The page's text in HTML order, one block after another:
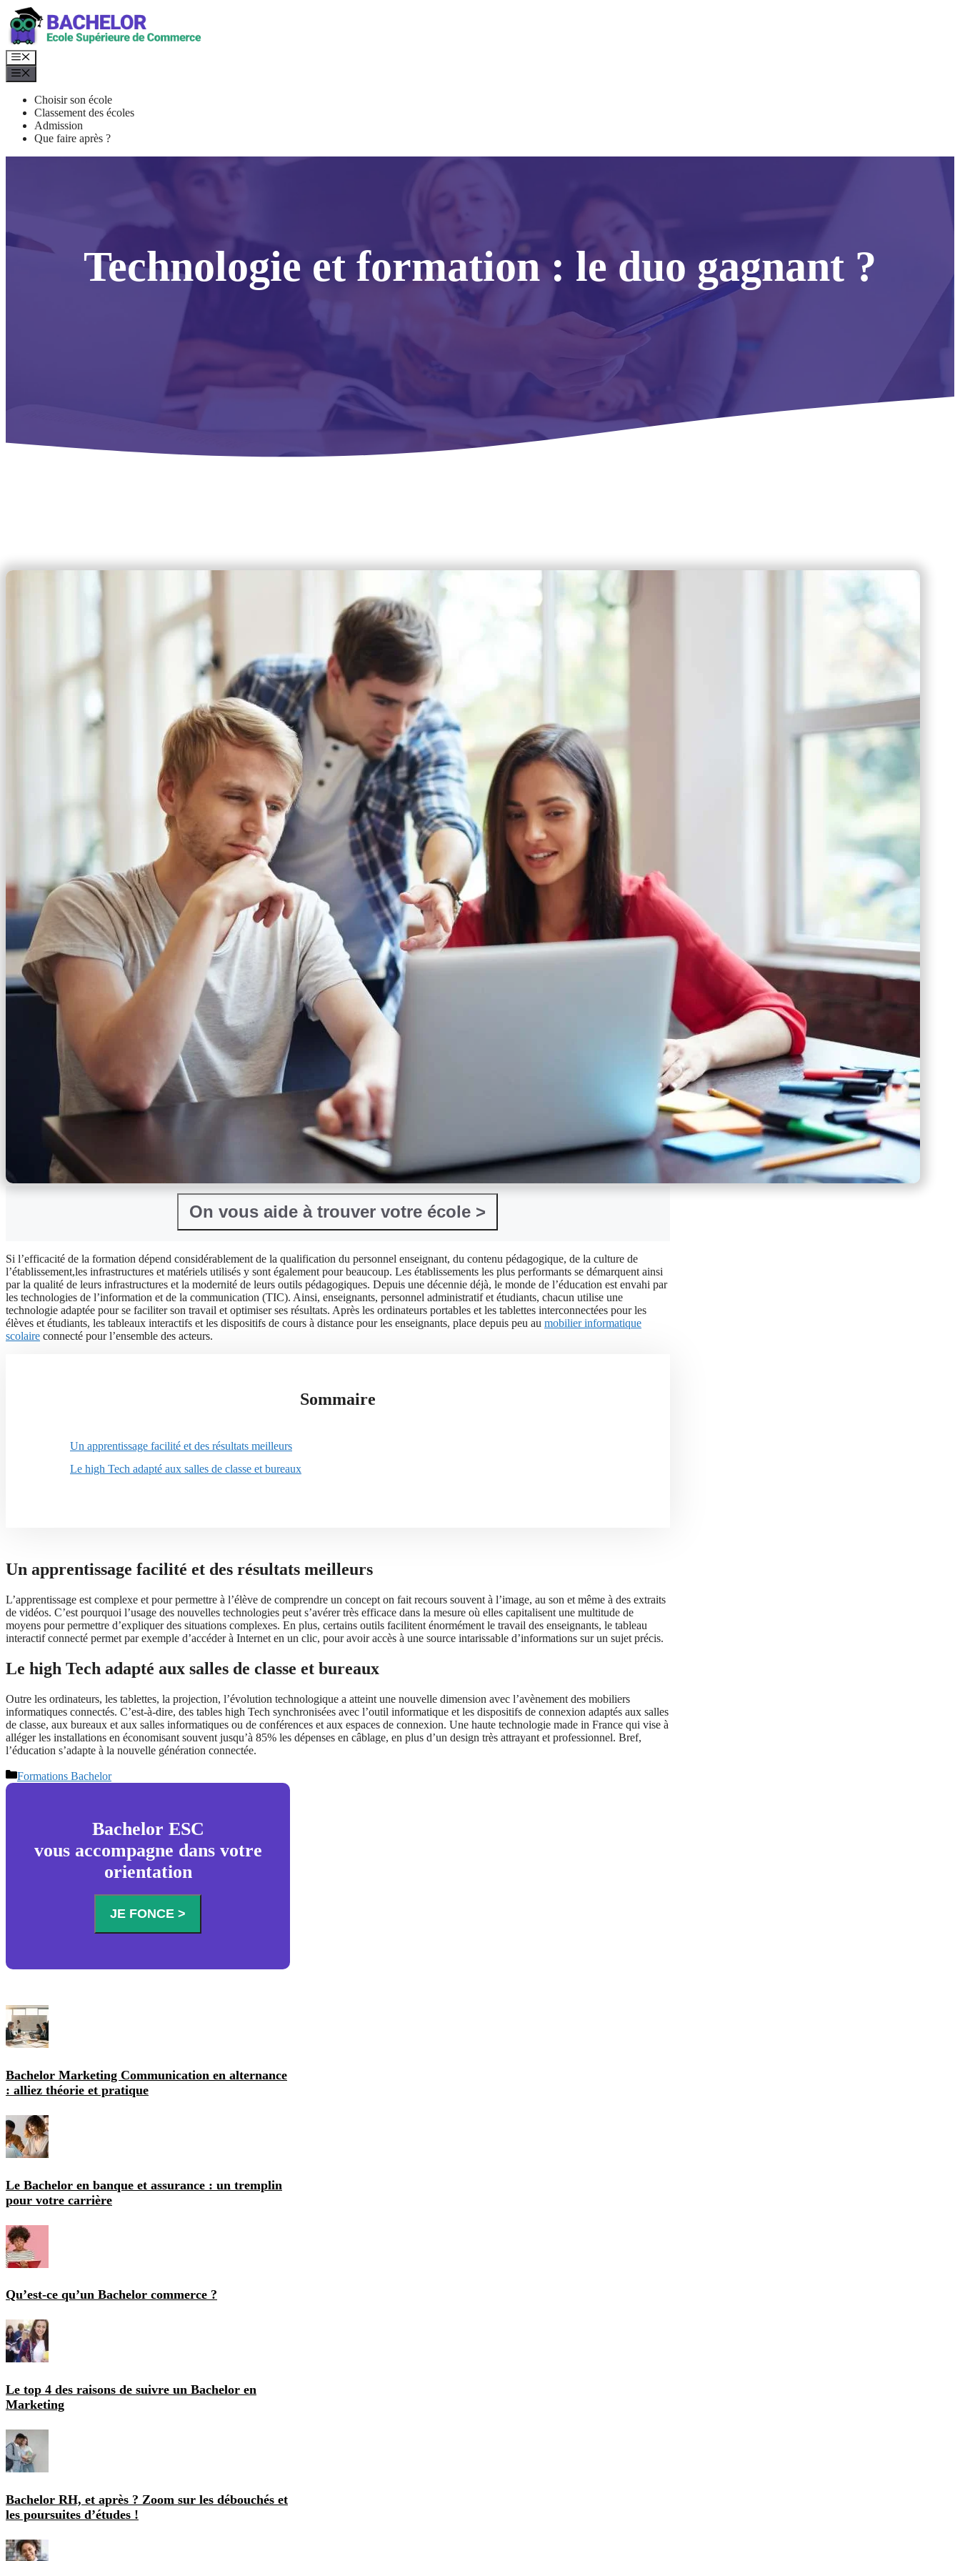
Aller
au
contenu
Menu
Choisir son école
Classement des écoles
Admission
Que faire après ?
Technologie et formation : le duo gagnant ?
On vous aide à trouver votre école >
Si l’efficacité de la formation dépend considérablement de la qualification du personnel enseignant, du contenu pédagogique, de la culture de
l’établissement,les infrastructures et matériels utilisés y sont également pour beaucoup. Les établissements les plus performants se démarquent ainsi
par la qualité de leurs infrastructures et la modernité de leurs outils pédagogiques. Depuis une décennie déjà, le monde de l’éducation est envahi par
les technologies de l’information et de la communication (TIC). Ainsi, enseignants, personnel administratif et étudiants, chacun utilise une
technologie adaptée pour se faciliter son travail et optimiser ses résultats. Après les ordinateurs portables et les tablettes interconnectées pour les
élèves et étudiants, les tableaux interactifs et les dispositifs de cours à distance pour les enseignants, place depuis peu au mobilier informatique
scolaire connecté pour l’ensemble des acteurs.
Sommaire
Un apprentissage facilité et des résultats meilleurs
Le high Tech adapté aux salles de classe et bureaux
Un apprentissage facilité et des résultats meilleurs
L’apprentissage est complexe et pour permettre à l’élève de comprendre un concept on fait recours souvent à l’image, au son et même à des extraits
de vidéos. C’est pourquoi l’usage des nouvelles technologies peut s’avérer très efficace dans la mesure où elles capitalisent une multitude de
moyens pour permettre d’expliquer des situations complexes. En plus, certains outils facilitent énormément le travail des enseignants, le tableau
interactif connecté permet par exemple d’accéder à Internet en un clic, pour avoir accès à une source intarissable d’informations sur un sujet précis.
Le high Tech adapté aux salles de classe et bureaux
Outre les ordinateurs, les tablettes, la projection, l’évolution technologique a atteint une nouvelle dimension avec l’avènement des mobiliers
informatiques connectés. C’est-à-dire, des tables high Tech synchronisées avec l’outil informatique et les dispositifs de connexion adaptés aux salles
de classe, aux bureaux et aux salles informatiques ou de conférences et aux espaces de connexion. Une haute technologie made in France qui vise à
alléger les installations en économisant souvent jusqu’à 85% les dépenses en câblage, en plus d’un design très attrayant et professionnel. Bref,
l’éducation s’adapte à la nouvelle génération connectée.
Catégories
Formations Bachelor
Bachelor ESC
vous accompagne dans votre
orientation
JE FONCE >
Bachelor Marketing Communication en alternance
: alliez théorie et pratique
Le Bachelor en banque et assurance : un tremplin
pour votre carrière
Qu’est-ce qu’un Bachelor commerce ?
Le top 4 des raisons de suivre un Bachelor en
Marketing
Bachelor RH, et après ? Zoom sur les débouchés et
les poursuites d’études !